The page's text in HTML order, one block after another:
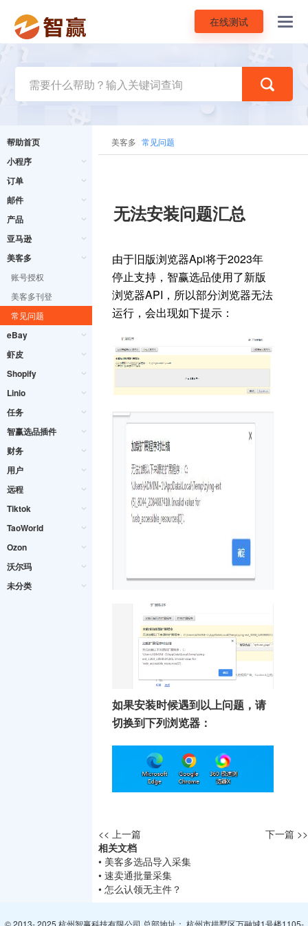
在线测试
帮助首页
小程序
订单
邮件
产品
亚马逊
美客多
账号授权
美客多刊登
常见问题
eBay
虾皮
Shopify
Linio
任务
智赢选品插件
财务
用户
远程
Tiktok
TaoWorld
Ozon
沃尔玛
未分类
美客多 常见问题
无法安装问题汇总
由于旧版浏览器Api将于2023年
停止支持，智赢选品使用了新版
浏览器API，所以部分浏览器无法
运行，会出现如下提示：
如果安装时候遇到以上问题，请
切换到下列浏览器：
<< 上一篇
下一篇 >>
相关文档
• 美客多选品导入采集
• 速卖通批量采集
• 怎么认领无主件？
© 2013- 2025 杭州智赢科技有限公司 总部地址： 杭州市拱墅区万融城1号楼1105-